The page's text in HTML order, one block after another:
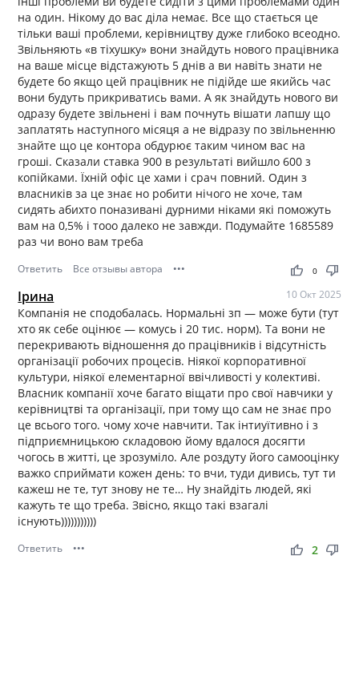
на один. Нікому до вас діла немає. Все що стається це
тільки ваші проблеми, керівництву дуже глибоко всеодно.
Звільняють «в тіхушку» вони знайдуть нового працівника
на ваше місце відстажують 5 днів а ви навіть знати не
будете бо якщо цей працівник не підійде ше якийсь час
вони будуть прикриватись вами. А як знайдуть нового ви
одразу будете звільнені і вам почнуть вішати лапшу що
заплатять наступного місяця а не відразу по звільненню
знайте що це контора обдурює таким чином вас на
гроші. Сказали ставка 900 в результаті вийшло 600 з
копійками. Їхній офіс це хами і срач повний. Один з
власників за це знає но робити нічого не хоче, там
сидять абихто поназивані дурними ніками які поможуть
вам на 0,5% і тооо далеко не завжди. Подумайте 1685589
раз чи воно вам треба
Ответить Все отзывы автора ••• thumb_up thumb_down
0
Ірина 10 Окт 2025
Компанія не сподобалась. Нормальні зп — може бути (тут
хто як себе оцінює — комусь і 20 тис. норм). Та вони не
перекривають відношення до працівників і відсутність
організації робочих процесів. Ніякої корпоративної
культури, ніякої елементарної ввічливості у колективі.
Власник компанії хоче багато віщати про свої навчики у
керівництві та організації, при тому що сам не знає про
це всього того. чому хоче навчити. Так інтиуїтивно і з
підприємницькою складовою йому вдалося досягти
чогось в житті, це зрозуміло. Але роздуту його самооцінку
важко сприймати кожен день: то вчи, туди дивись, тут ти
кажеш не те, тут знову не те… Ну знайдіть людей, які
кажуть те що треба. Звісно, якщо такі взагалі
існують)))))))))))
Ответить ••• thumb_up thumb_down
2